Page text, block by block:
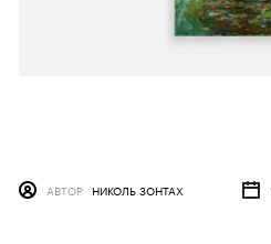
АВТОР НИКОЛЬ ЗОНТАХ